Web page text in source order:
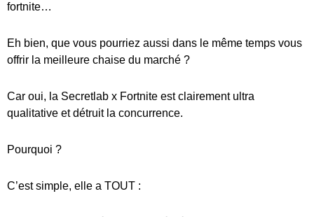
fortnite…
Eh bien, que vous pourriez aussi dans le même temps vous
offrir la meilleure chaise du marché ?
Car oui, la Secretlab x Fortnite est clairement ultra
qualitative et détruit la concurrence.
Pourquoi ?
C’est simple, elle a TOUT :